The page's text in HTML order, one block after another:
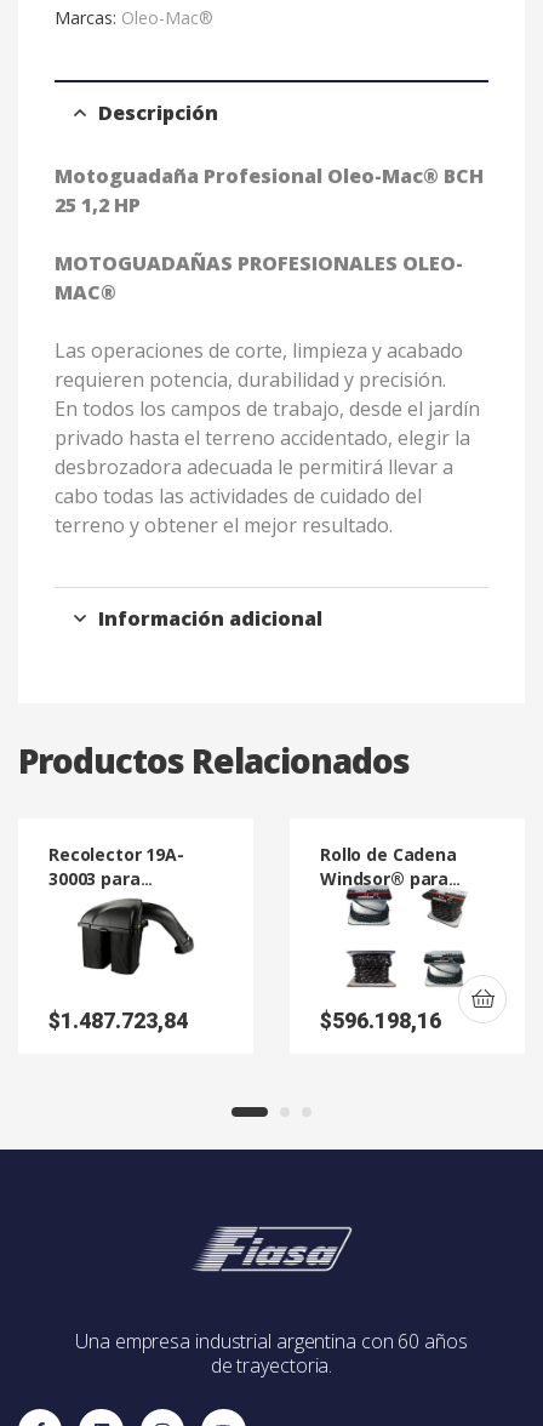
Marcas: Oleo-Mac®
Descripción
Motoguadaña Profesional Oleo-Mac® BCH
25 1,2 HP
MOTOGUADAÑAS PROFESIONALES OLEO-
MAC®
Las operaciones de corte, limpieza y acabado
requieren potencia, durabilidad y precisión.
En todos los campos de trabajo, desde el jardín
privado hasta el terreno accidentado, elegir la
desbrozadora adecuada le permitirá llevar a
cabo todas las actividades de cuidado del
terreno y obtener el mejor resultado.
Información adicional
Productos Relacionados
Recolector 19A-
30003 para
Tractores
Plataforma de 42″ y
$1.487.723,84
Rollo de Cadena
Windsor® para
Motosierras 100 W-
72YL
$596.198,16
Una empresa industrial argentina con 60 años
de trayectoria.